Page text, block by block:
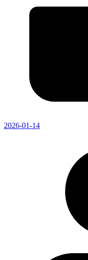
2026-01-14